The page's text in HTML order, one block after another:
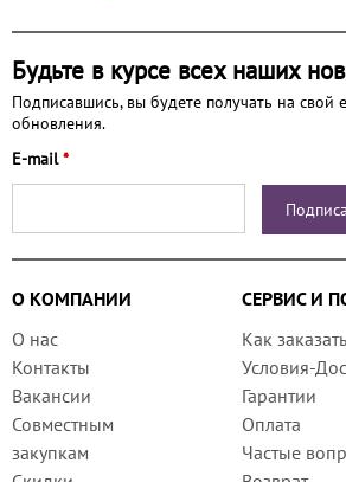
Будьте в курсе всех наших
Подписавшись, вы будете получать на свой
обновления.
E-mail*
О КОМПАНИИ
СЕРВИС И
О нас
Контакты
Вакансии
Совместным
закупкам
Как заказать
Условия-
Гарантии
Оплата
Частые